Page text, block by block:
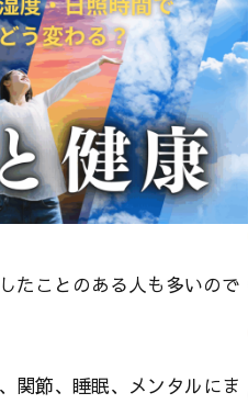
たことのある人も多いので
関節、睡眠、メンタルにま